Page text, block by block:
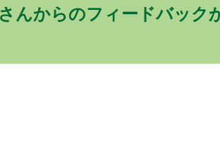
んからのフィードバック